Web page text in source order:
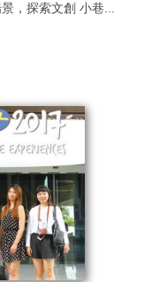
，探索文創 小巷...